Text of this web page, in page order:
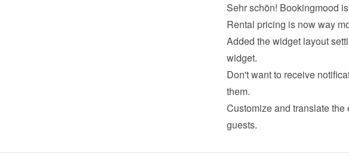
Sehr schön! Bookingmood
Rental pricing is now way
Added the widget layout
widget.
Don't want to receive
them.
Customize and translate
guests.